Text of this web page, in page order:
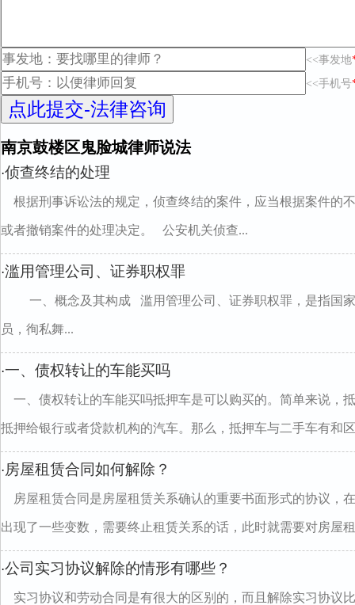
<<事发地
<<手机号
南京鼓楼区鬼脸城律师说法
·侦查终结的处理
根据刑事诉讼法的规定，侦查终结的案件，应当根据案件的
或者撤销案件的处理决定。 公安机关侦查...
·滥用管理公司、证券职权罪
一、概念及其构成 滥用管理公司、证券职权罪，是指国
员，徇私舞...
·一、债权转让的车能买吗
一、债权转让的车能买吗抵押车是可以购买的。简单来说，
抵押给银行或者贷款机构的汽车。那么，抵押车与二手车有和
·房屋租赁合同如何解除？
房屋租赁合同是房屋租赁关系确认的重要书面形式的协议，
出现了一些变数，需要终止租赁关系的话，此时就需要对房屋
·公司实习协议解除的情形有哪些？
实习协议和劳动合同是有很大的区别的，而且解除实习协议